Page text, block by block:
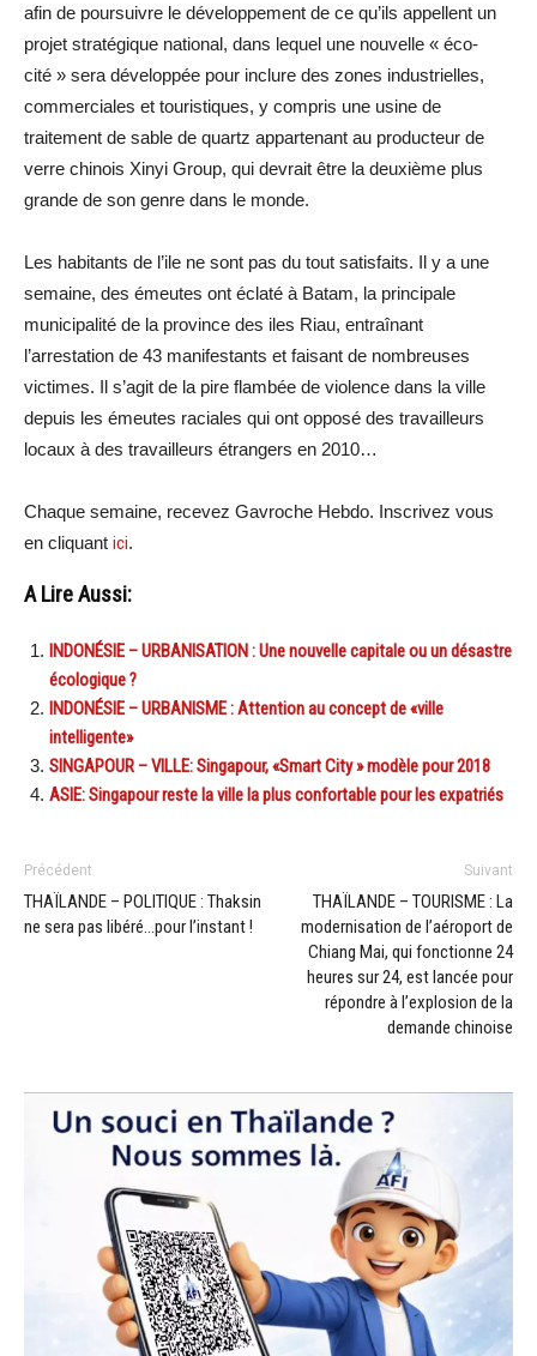
afin de poursuivre le développement de ce qu’ils appellent un
projet stratégique national, dans lequel une nouvelle « éco-
cité » sera développée pour inclure des zones industrielles,
commerciales et touristiques, y compris une usine de
traitement de sable de quartz appartenant au producteur de
verre chinois Xinyi Group, qui devrait être la deuxième plus
grande de son genre dans le monde.
Les habitants de l’ile ne sont pas du tout satisfaits. Il y a une
semaine, des émeutes ont éclaté à Batam, la principale
municipalité de la province des iles Riau, entraînant
l’arrestation de 43 manifestants et faisant de nombreuses
victimes. Il s’agit de la pire flambée de violence dans la ville
depuis les émeutes raciales qui ont opposé des travailleurs
locaux à des travailleurs étrangers en 2010…
Chaque semaine, recevez Gavroche Hebdo. Inscrivez vous
en cliquant ici.
A Lire Aussi:
INDONÉSIE – URBANISATION : Une nouvelle capitale ou un désastre
écologique ?
INDONÉSIE – URBANISME : Attention au concept de «ville
intelligente»
SINGAPOUR – VILLE: Singapour, «Smart City » modèle pour 2018
ASIE: Singapour reste la ville la plus confortable pour les expatriés
Précédent
THAÏLANDE – POLITIQUE : Thaksin
ne sera pas libéré…pour l’instant !
Suivant
THAÏLANDE – TOURISME : La
modernisation de l’aéroport de
Chiang Mai, qui fonctionne 24
heures sur 24, est lancée pour
répondre à l’explosion de la
demande chinoise